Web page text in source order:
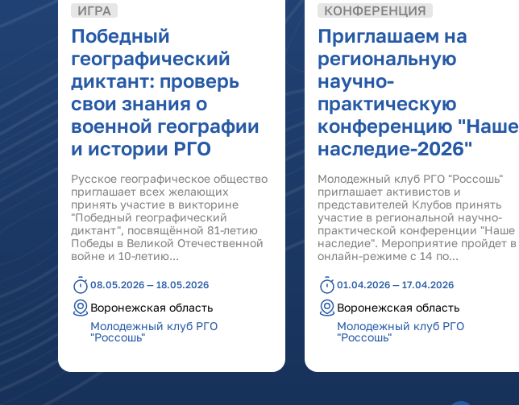
ИГРА
Победный
географический
диктант: проверь
свои знания о
военной географии
и истории РГО
Русское географическое общество
приглашает всех желающих
принять участие в викторине
"Победный географический
диктант", посвящённой 81-летию
Победы в Великой Отечественной
войне и 10-летию...
08.05.2026 — 18.05.2026
Воронежская область
Молодежный клуб РГО
"Россошь"
КОНФЕРЕНЦИЯ
Приглашаем на
региональную
научно-
практическую
конференцию "Наше
наследие-2026"
Молодежный клуб РГО "Россошь"
приглашает активистов и
представителей Клубов принять
участие в региональной научно-
практической конференции "Наше
наследие". Мероприятие пройдет в
онлайн-режиме с 14 по...
01.04.2026 — 17.04.2026
Воронежская область
Молодежный клуб РГО
"Россошь"